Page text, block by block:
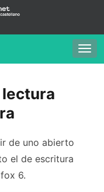
de uno abierto
el de escritura
6.